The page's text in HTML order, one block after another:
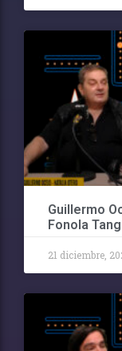
Guillermo
Fonola
21 diciembre,